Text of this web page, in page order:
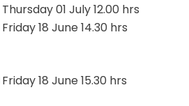
Thursday 01 July 12.00 hrs
Friday 18 June 14.30 hrs
Friday 18 June 15.30 hrs